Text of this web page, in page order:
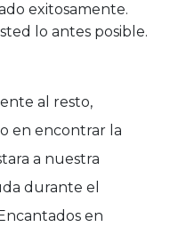
exitosamente.
lo antes posible.
al resto,
en encontrar la
a nuestra
durante el
en